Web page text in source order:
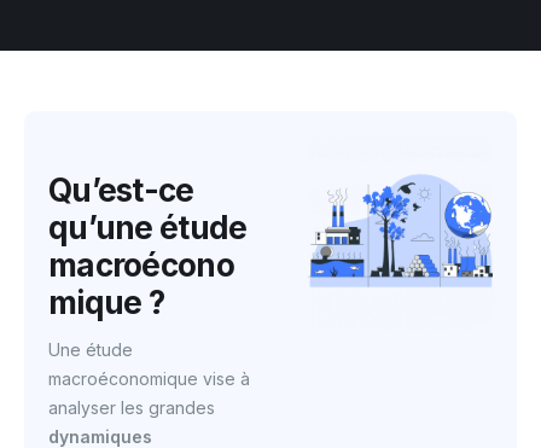
Qu’est-ce
qu’une étude
macroécono
mique ?
Une étude
macroéconomique vise à
analyser les grandes
dynamiques